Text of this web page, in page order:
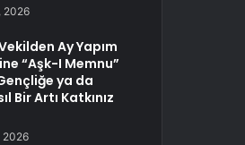
2026
Ay Yapım
“Aşk-I Memnu”
ya da
Bir Artı Katkınız
2026